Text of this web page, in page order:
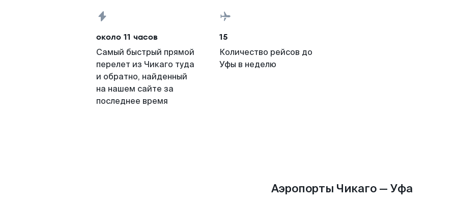
около 11 часов
Самый быстрый прямой
перелет из Чикаго туда
и обратно, найденный
на нашем сайте за
последнее время
15
Количество рейсов до
Уфы в неделю
Аэропорты Чикаго — Уфа